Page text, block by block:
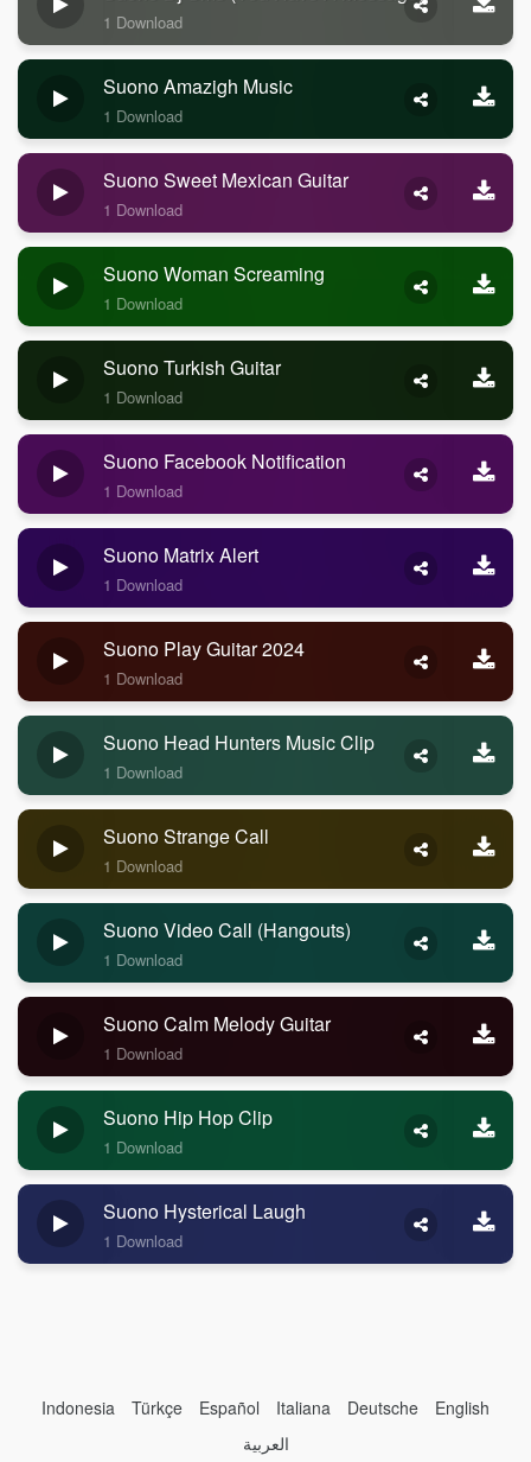
1 Download
Suono Amazigh Music
1 Download
Suono Sweet Mexican Guitar
1 Download
Suono Woman Screaming
1 Download
Suono Turkish Guitar
1 Download
Suono Facebook Notification
1 Download
Suono Matrix Alert
1 Download
Suono Play Guitar 2024
1 Download
Suono Head Hunters Music Clip
1 Download
Suono Strange Call
1 Download
Suono Video Call (Hangouts)
1 Download
Suono Calm Melody Guitar
1 Download
Suono Hip Hop Clip
1 Download
Suono Hysterical Laugh
1 Download
Indonesia Türkçe Español Italiana Deutsche
English
العربية